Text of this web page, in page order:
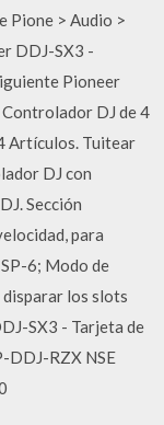
Pione > Audio >
DDJ-SX3 -
Pioneer
DJ de 4
Artículos. Tuitear
DJ con
Sección
para
6; Modo de
disparar los slots
SX3 - Tarjeta de
DDJ-RZX NSE